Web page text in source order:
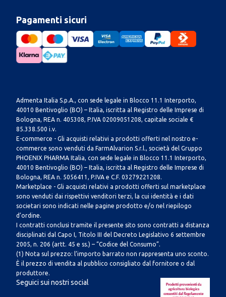
Pagamenti sicuri
Admenta Italia S.p.A., con sede legale in Blocco 11.1 Interporto,
40010 Bentivoglio (BO) – Italia, iscritta al Registro delle Imprese di
Bologna, REA n. 405308, P.IVA 02009051208, capitale sociale €
85.338.500 i.v.
E-commerce - Gli acquisti relativi a prodotti offerti nel nostro e-
commerce sono venduti da FarmAlvarion S.r.l., società del Gruppo
PHOENIX PHARMA Italia, con sede legale in Blocco 11.1 Interporto,
40010 Bentivoglio (BO) – Italia, iscritta al Registro delle Imprese di
Bologna, REA n. 5056411, P.IVA e C.F. 03279221208.
Marketplace - Gli acquisti relativi a prodotti offerti sul marketplace
sono venduti dai rispettivi venditori terzi, la cui identità e i dati
societari sono indicati nelle pagine prodotto e/o nel riepilogo
d’ordine.
I contratti conclusi tramite il presente sito sono contratti a distanza
disciplinati dal Capo I, Titolo III del Decreto Legislativo 6 settembre
2005, n. 206 (artt. 45 e ss.) – “Codice del Consumo”.
(1) Nota sul prezzo: l’importo barrato non rappresenta uno sconto.
È il prezzo di vendita al pubblico consigliato dal fornitore o dal
produttore.
Seguici sui nostri social